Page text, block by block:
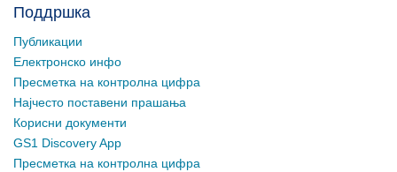
Поддршка
Публикации
Електронско инфо
Пресметка на контролна цифра
Најчесто поставени прашања
Корисни документи
GS1 Discovery App
Пресметка на контролна цифра